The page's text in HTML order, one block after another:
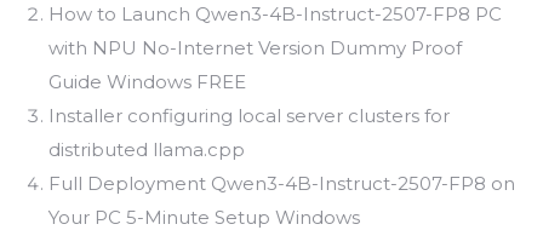
How to Launch Qwen3-4B-Instruct-2507-FP8 PC
with NPU No-Internet Version Dummy Proof
Guide Windows FREE
Installer configuring local server clusters for
distributed llama.cpp
Full Deployment Qwen3-4B-Instruct-2507-FP8 on
Your PC 5-Minute Setup Windows